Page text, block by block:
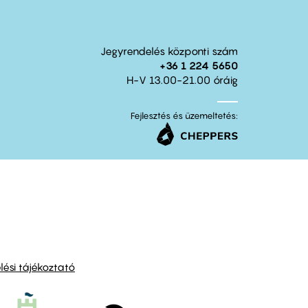
Jegyrendelés központi szám
+36 1 224 5650
H-V 13.00-21.00 óráig
Fejlesztés és üzemeltetés:
tájékoztató